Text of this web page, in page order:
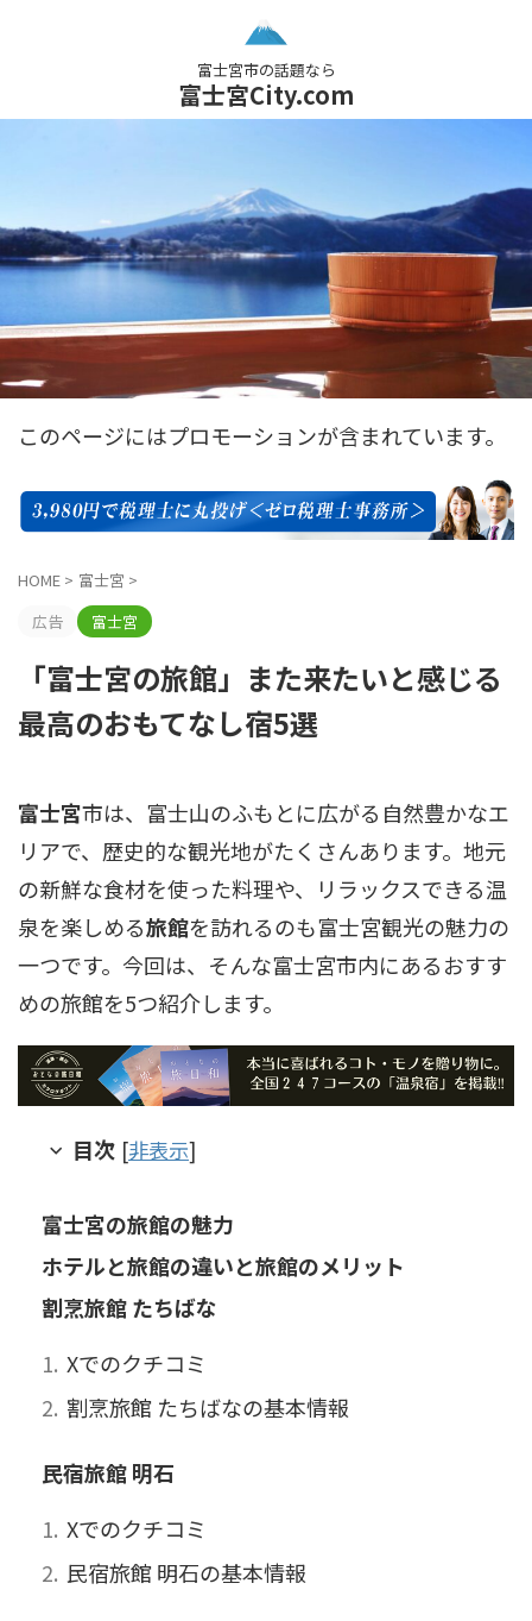
富士宮市の話題なら
富士宮City.com
このページにはプロモーションが含まれています。
HOME > 富士宮 >
広告
富士宮
「富士宮の旅館」また来たいと感じる
最高のおもてなし宿5選
富士宮市は、富士山のふもとに広がる自然豊かなエ
リアで、歴史的な観光地がたくさんあります。地元
の新鮮な食材を使った料理や、リラックスできる温
泉を楽しめる旅館を訪れるのも富士宮観光の魅力の
一つです。今回は、そんな富士宮市内にあるおすす
めの旅館を5つ紹介します。
目次 [非表示]
富士宮の旅館の魅力
ホテルと旅館の違いと旅館のメリット
割烹旅館 たちばな
Xでのクチコミ
割烹旅館 たちばなの基本情報
民宿旅館 明石
Xでのクチコミ
民宿旅館 明石の基本情報